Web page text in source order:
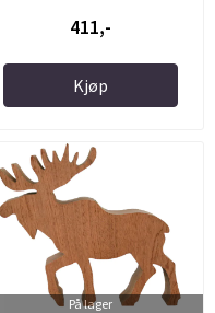
411,-
Kjøp
På lager